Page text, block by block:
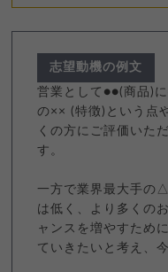
志望動機の例文
営業として●●(商品)
の×× (特徴)という点
くの方にご評価いた
す。
一方で業界最大手の
は低く、より多くの
ャンスを増やすため
ていきたいと考え、